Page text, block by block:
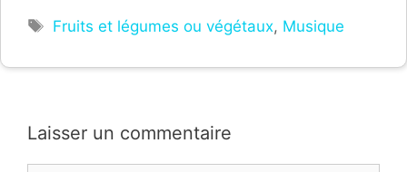
Étiquettes
Fruits et légumes ou végétaux, Musique
Laisser un commentaire